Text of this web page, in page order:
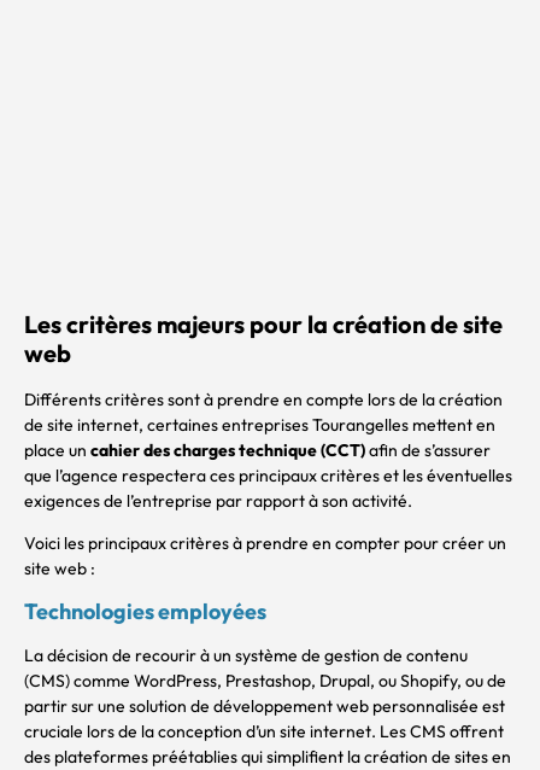
Les critères majeurs pour la création de site
web
Différents critères sont à prendre en compte lors de la création
de site internet, certaines entreprises Tourangelles mettent en
place un cahier des charges technique (CCT)afin de s’assurer
que l’agence respectera ces principaux critères et les éventuelles
exigences de l’entreprise par rapport à son activité.
Voici les principaux critères à prendre en compter pour créer un
site web :
Technologies employées
La décision de recourir à un système de gestion de contenu
(CMS) comme WordPress, Prestashop, Drupal, ou Shopify, ou de
partir sur une solution de développement web personnalisée est
cruciale lors de la conception d’un site internet. Les CMS offrent
des plateformes préétablies qui simplifient la création de sites en